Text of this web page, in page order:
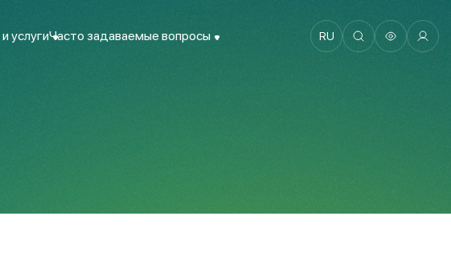
услугиЧасто задаваемые вопросы RU